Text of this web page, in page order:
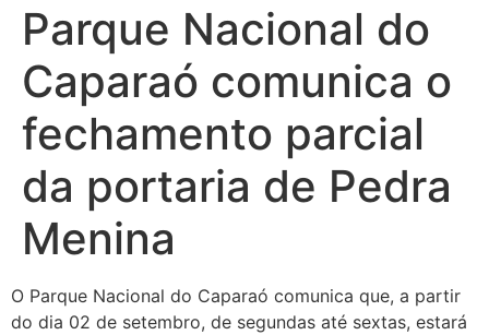
Parque Nacional do
Caparaó comunica o
fechamento parcial
da portaria de Pedra
Menina
O Parque Nacional do Caparaó comunica que, a partir
do dia 02 de setembro, de segundas até sextas, estará